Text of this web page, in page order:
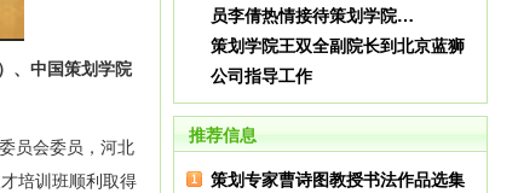
、中国策划学院
员会委员，河北
培训班顺利取得
员李倩热情接待策划学院…
策划学院王双全副院长到北京蓝狮
公司指导工作
推荐信息
策划专家曹诗图教授书法作品选集